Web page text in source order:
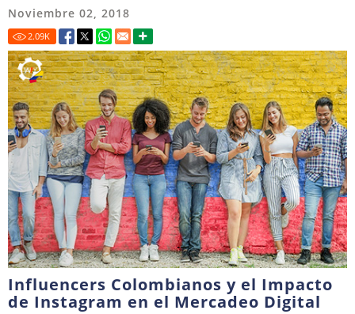
Noviembre 02, 2018
2.09K
Influencers Colombianos y el Impacto
de Instagram en el Mercadeo Digital